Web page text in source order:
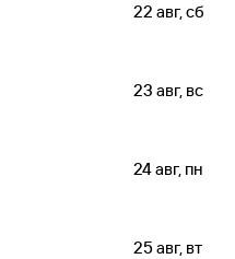
22 авг, сб
23 авг, вс
24 авг, пн
25 авг, вт